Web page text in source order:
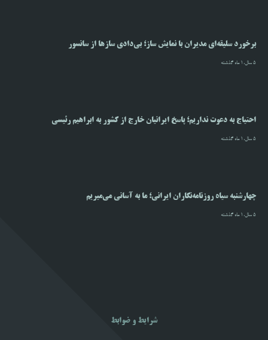
برخورد سلیقه‌ای مدیران با نمایش ساز؛ بی‌دادی سازها از سانسور
5 سال،1 ماه گذشته
احتیاج به دعوت نداریم؛ پاسخ ایرانیان خارج از کشور به ابراهیم رئیسی
5 سال،1 ماه گذشته
چهارشنبه سیاه روزنامه‌نگاران ایرانی؛ ما به آسانی می‌میریم
5 سال،1 ماه گذشته
شرایط و ضوابط